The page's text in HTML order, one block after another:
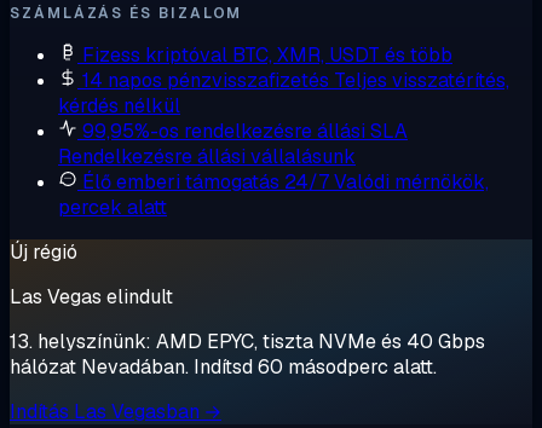
SZÁMLÁZÁS ÉS BIZALOM
Fizess kriptóval BTC, XMR, USDT és több
14 napos pénzvisszafizetés Teljes visszatérítés,
kérdés nélkül
99,95%-os rendelkezésre állási SLA
Rendelkezésre állási vállalásunk
Élő emberi támogatás 24/7Valódi mérnökök,
percek alatt
Új régió
Las Vegas elindult
13. helyszínünk: AMD EPYC, tiszta NVMe és 40 Gbps
hálózat Nevadában. Indítsd 60 másodperc alatt.
Indítás Las Vegasban →